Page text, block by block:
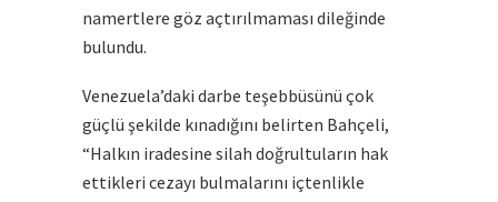
namertlere göz açtırılmaması dileğinde
bulundu.
Venezuela’daki darbe teşebbüsünü çok
güçlü şekilde kınadığını belirten Bahçeli,
“Halkın iradesine silah doğrultuların hak
ettikleri cezayı bulmalarını içtenlikle